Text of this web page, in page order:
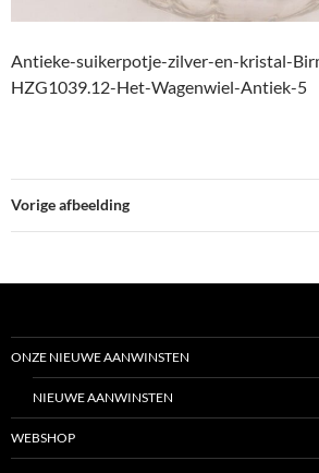
Antieke-suikerpotje-zilver-en-kristal-
HZG1039.12-Het-Wagenwiel-Antiek-5
Vorige afbeelding
ONZE NIEUWE AANWINSTEN
NIEUWE AANWINSTEN
WEBSHOP